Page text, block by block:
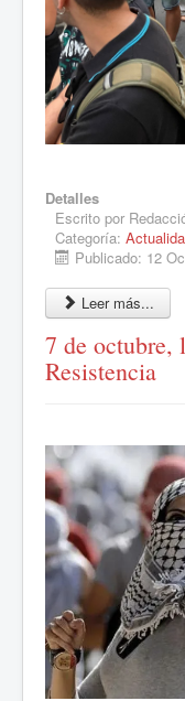
Detalles
Escrito por
Categoría:
Publicado: 12
Leer más...
7 de octubre,
Resistencia